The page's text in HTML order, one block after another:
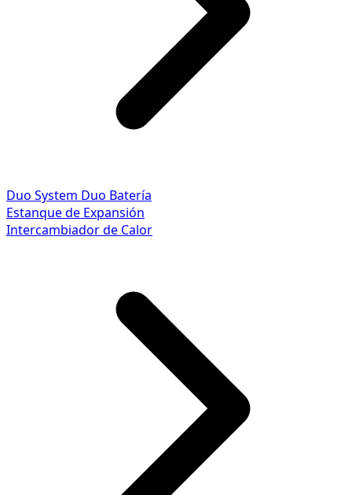
Duo System Duo Batería
Estanque de Expansión
Intercambiador de Calor